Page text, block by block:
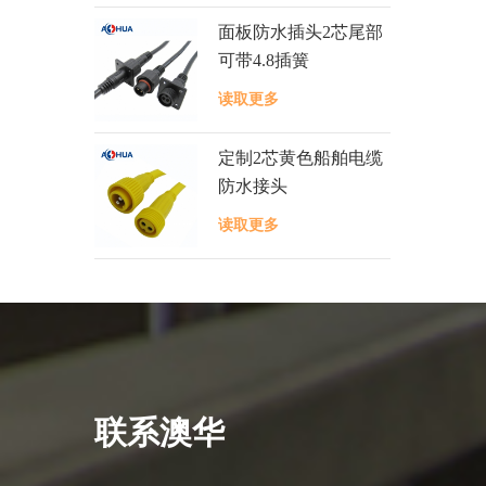
面板防水插头2芯尾部
可带4.8插簧
读取更多
定制2芯黄色船舶电缆
防水接头
读取更多
联系澳华